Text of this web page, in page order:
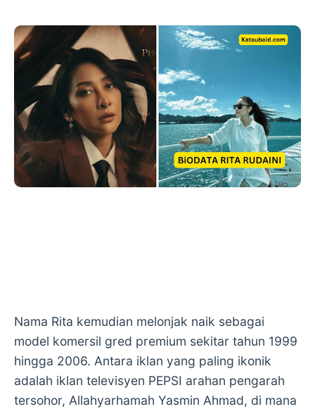
Nama Rita kemudian melonjak naik sebagai
model komersil gred premium sekitar tahun 1999
hingga 2006. Antara iklan yang paling ikonik
adalah iklan televisyen PEPSI arahan pengarah
tersohor, Allahyarhamah Yasmin Ahmad, di mana